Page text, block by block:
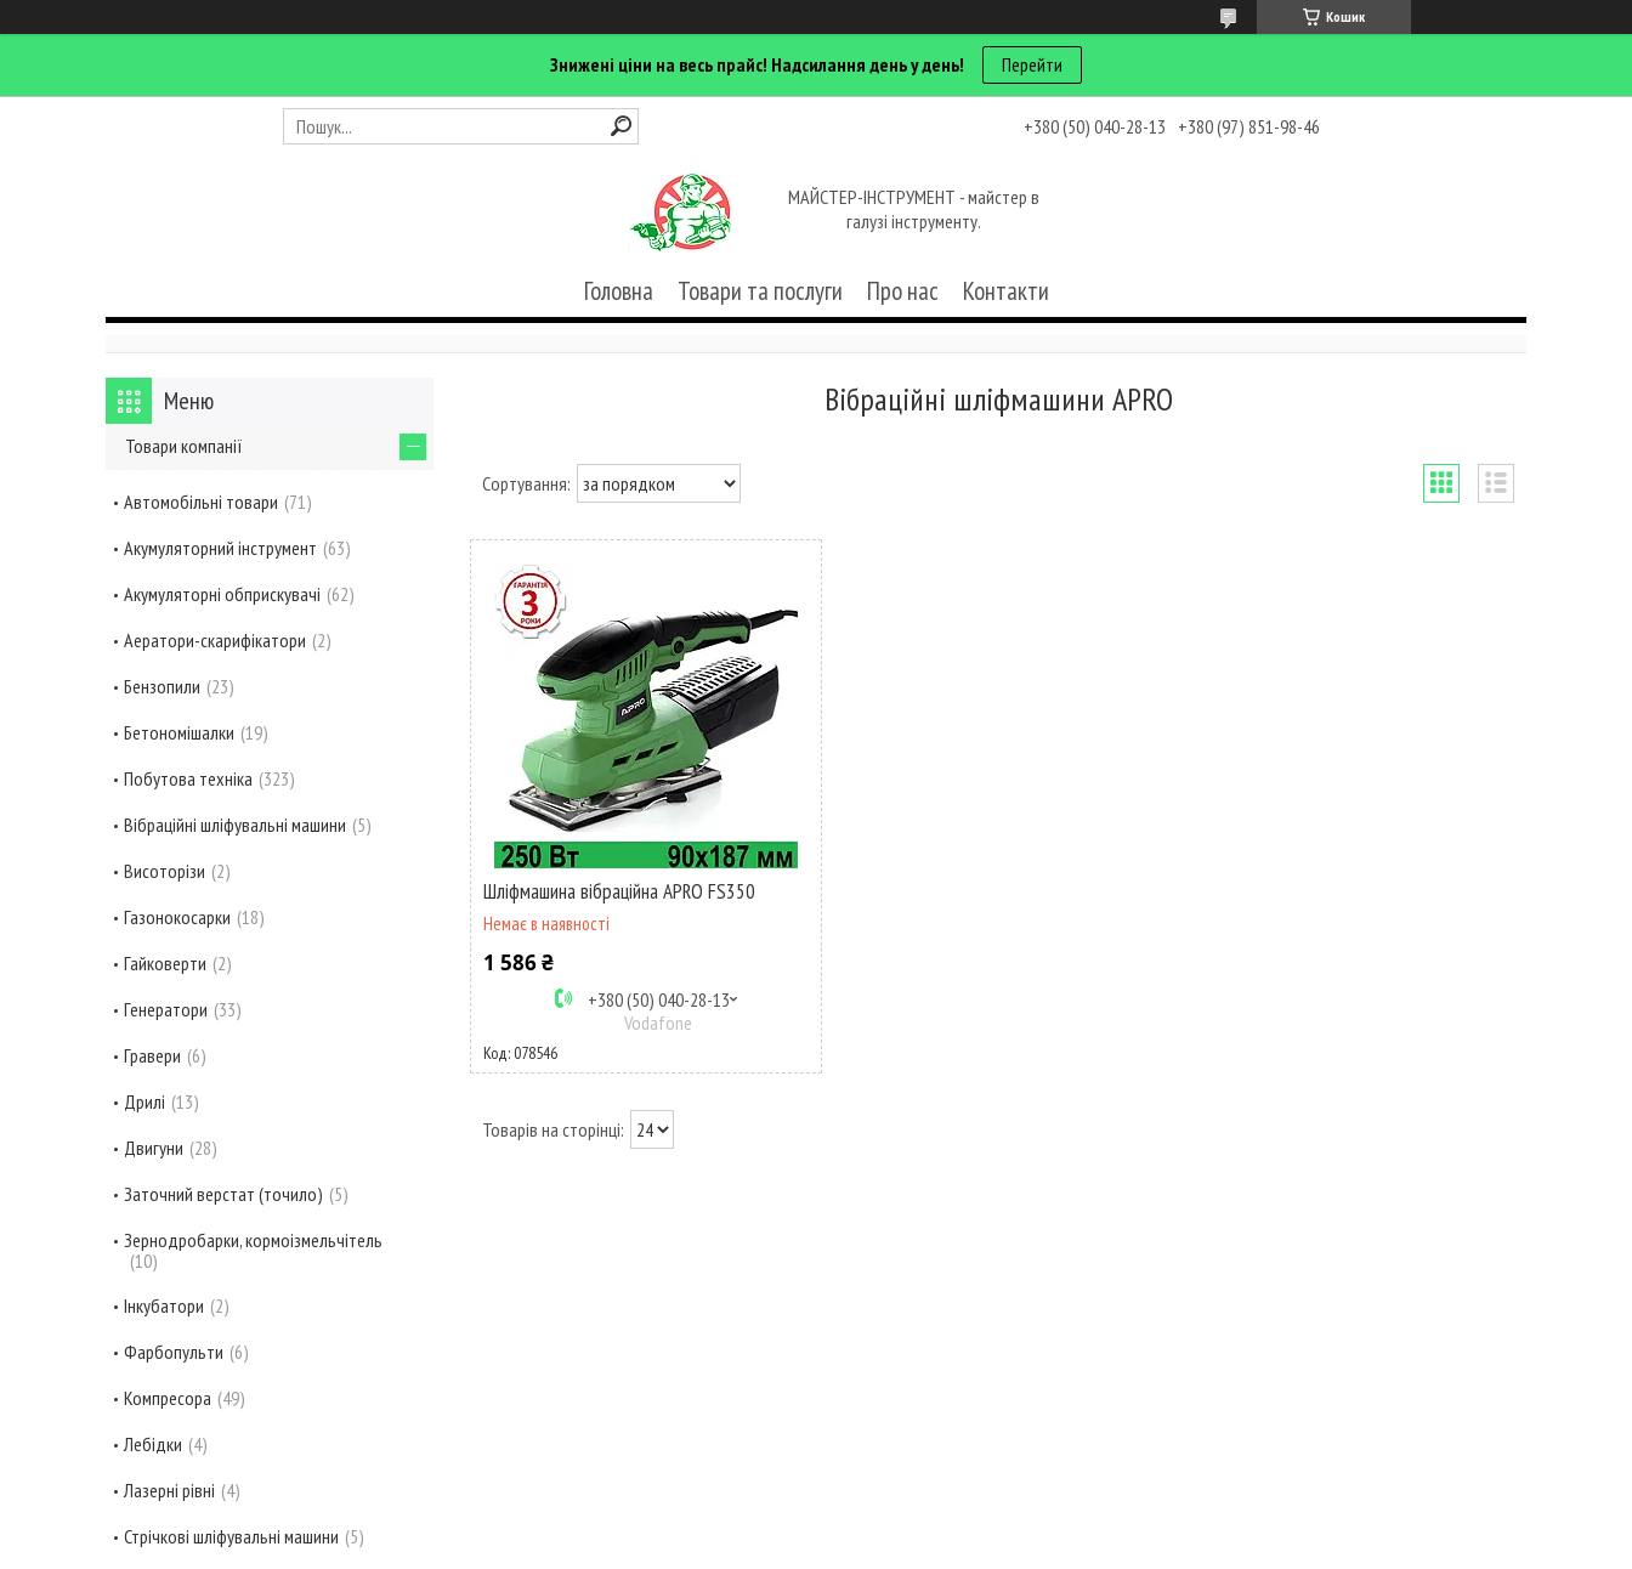
Кошик
Знижені ціни на весь прайс! Надсилання день у день! Перейти
+380 (50) 040-28-13 +380 (97) 851-98-46
МАЙСТЕР-ІНСТРУМЕНТ - майстер в
галузі інструменту.
Головна Товари та послуги Про нас Контакти
Вібраційні шліфмашини APRO
Шліфмашина вібраційна APRO FS350
Немає в наявності
1 586 ₴
+380 (50) 040-28-13
Vodafone
078546
Товари компанії
Автомобільні товари 71
Акумуляторний інструмент 63
Акумуляторні обприскувачі 62
Аератори-скарифікатори 2
Бензопили 23
Бетономішалки 19
Побутова техніка 323
Вібраційні шліфувальні машини 5
Висоторізи 2
Газонокосарки 18
Гайковерти 2
Генератори 33
Гравери 6
Дрилі 13
Двигуни 28
Заточний верстат (точило) 5
Зернодробарки, кормоізмельчітель
10
Інкубатори 2
Фарбопульти 6
Компресора 49
Лебідки 4
Лазерні рівні 4
Стрічкові шліфувальні машини 5